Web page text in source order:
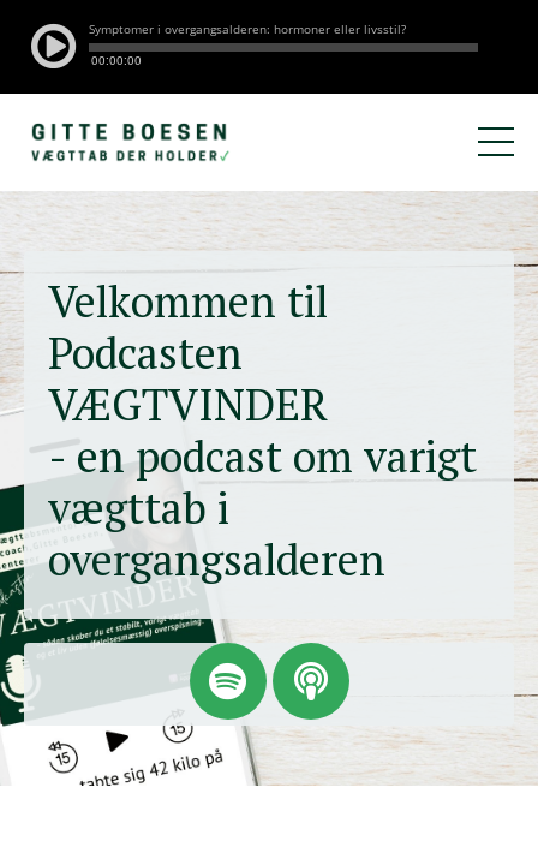
Velkommen til
Podcasten
VÆGTVINDER
- en podcast om varigt
vægttab i
overgangsalderen